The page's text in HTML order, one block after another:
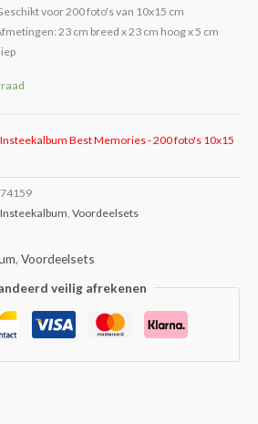
voor 200 foto's van 10x15 cm
23 cm breed x 23 cm hoog x 5 cm
Best Memories - 200 foto's 10x15
Insteekalbum Voordeelsets
, Voordeelsets
veilig afrekenen